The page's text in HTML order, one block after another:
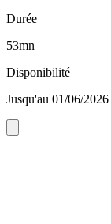
Durée
53mn
Disponibilité
Jusqu'au 01/06/2026